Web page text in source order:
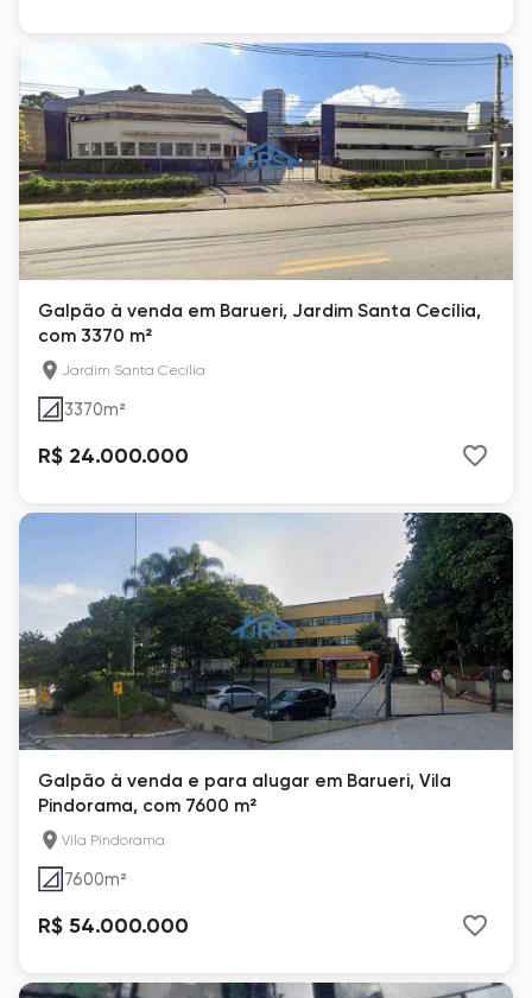
Galpão à venda em Barueri, Jardim Santa Cecília,
com 3370 m²
Jardim Santa Cecília
3370m²
R$ 24.000.000
Galpão à venda e para alugar em Barueri, Vila
Pindorama, com 7600 m²
Vila Pindorama
7600m²
R$ 54.000.000